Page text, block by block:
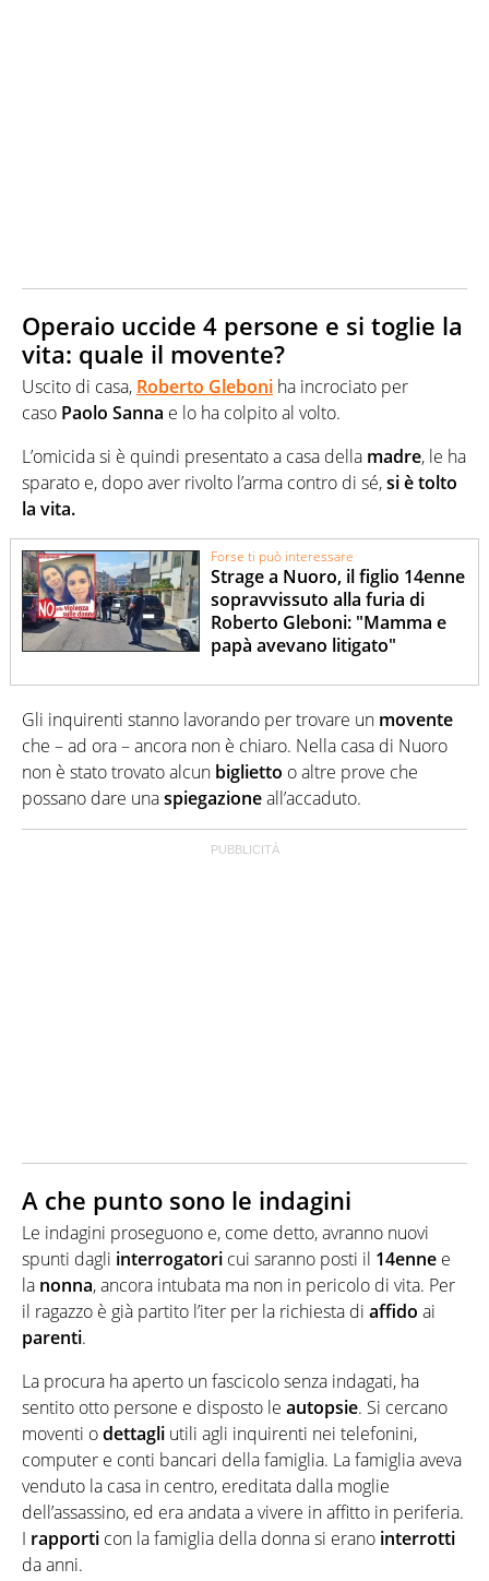
Operaio uccide 4 persone e si toglie la
vita: quale il movente?
Uscito di casa, Roberto Gleboni ha incrociato per
caso Paolo Sanna e lo ha colpito al volto.
L’omicida si è quindi presentato a casa della madre, le ha
sparato e, dopo aver rivolto l’arma contro di sé,si è tolto
la vita.
Forse ti può interessare
Strage a Nuoro, il figlio 14enne
sopravvissuto alla furia di
Roberto Gleboni: "Mamma e
papà avevano litigato"
Gli inquirenti stanno lavorando per trovare un movente
che – ad ora – ancora non è chiaro. Nella casa di Nuoro
non è stato trovato alcun biglietto o altre prove che
possano dare unaspiegazioneall’accaduto.
A che punto sono le indagini
Le indagini proseguono e, come detto, avranno nuovi
spunti dagli interrogatori cui saranno posti il 14enne e
la nonna, ancora intubata ma non in pericolo di vita. Per
il ragazzo è già partito l’iter per la richiesta di affido ai
parenti.
La procura ha aperto un fascicolo senza indagati, ha
sentito otto persone e disposto le autopsie. Si cercano
moventi odettagli utili agli inquirenti nei telefonini,
computer e conti bancari della famiglia. La famiglia aveva
venduto la casa in centro, ereditata dalla moglie
dell’assassino, ed era andata a vivere in affitto in periferia.
I rapporti con la famiglia della donna si erano interrotti
da anni.